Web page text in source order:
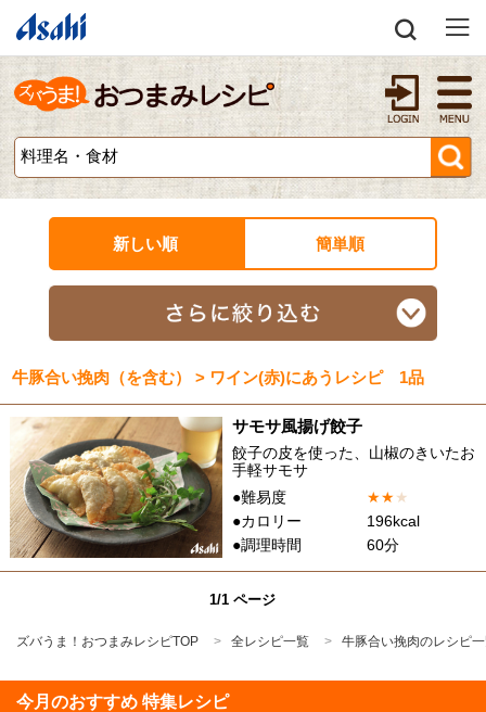
新しい順 簡単順
牛豚合い挽肉（を含む） > ワイン(赤)にあうレシピ 1品
サモサ風揚げ餃子
餃子の皮を使った、山椒のきいたお
手軽サモサ
●難易度
★★★
●カロリー
196kcal
●調理時間
60分
1/1 ページ
ズバうま！おつまみレシピTOP 全レシピ一覧 牛豚合い挽肉のレシピ
今月のおすすめ 特集レシピ